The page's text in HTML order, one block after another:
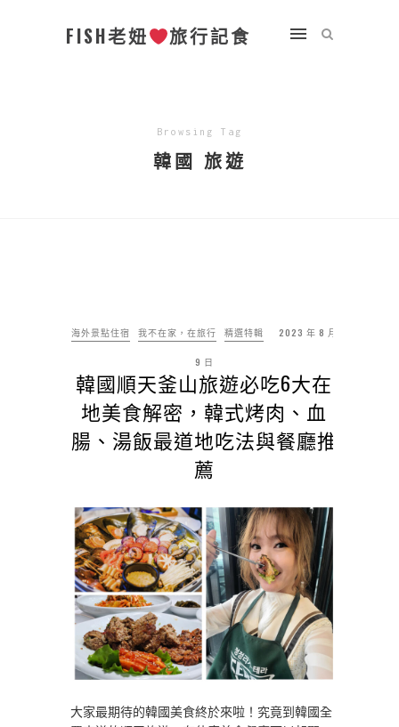
FISH老妞 旅行記食
Browsing Tag
韓國 旅遊
海外景點住宿 我不在家，在旅行 精選特輯 2023 年 8 月
9 日
韓國順天釜山旅遊必吃6大在
地美食解密，韓式烤肉、血
腸、湯飯最道地吃法與餐廳推
薦
大家最期待的韓國美食終於來啦！究竟到韓國全